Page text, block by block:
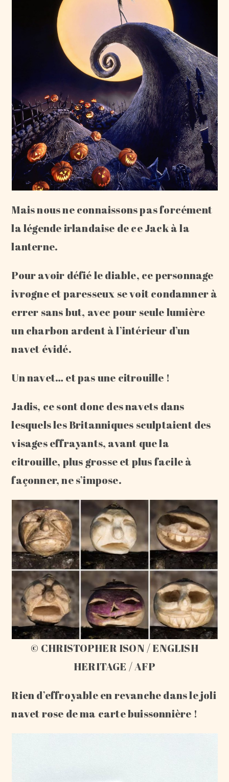
Mais nous ne connaissons pas forcément
la légende irlandaise de ce Jack à la
lanterne.
Pour avoir défié le diable, ce personnage
ivrogne et paresseux se voit condamner à
errer sans but, avec pour seule lumière
un charbon ardent à l’intérieur d’un
navet évidé.
Un navet… et pas une citrouille !
Jadis, ce sont donc des navets dans
lesquels les Britanniques sculptaient des
visages effrayants, avant que la
citrouille, plus grosse et plus facile à
façonner, ne s’impose.
© CHRISTOPHER ISON / ENGLISH
HERITAGE / AFP
Rien d’effroyable en revanche dans le joli
navet rose de ma carte buissonnière !